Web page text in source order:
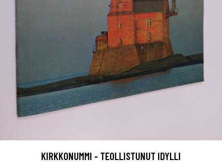
KIRKKONUMMI - TEOLLISTUNUT IDYLLI